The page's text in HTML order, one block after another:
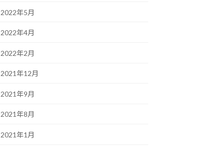
2022年5月
2022年4月
2022年2月
2021年12月
2021年9月
2021年8月
2021年1月